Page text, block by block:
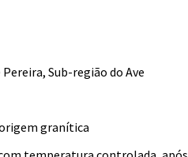
Sub-região do Ave
granítica